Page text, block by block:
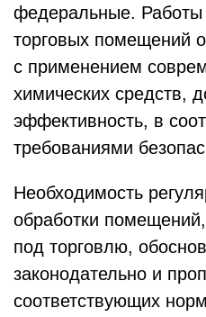
федеральные. Работы
торговых помещений
с применением
химических средств,
эффективность, в
требованиями
Необходимость
обработки
под торговлю,
законодательно и
соответствующих